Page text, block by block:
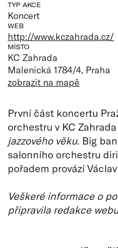
TYP AKCE
Koncert
WEB
http://www.kczahrada.cz/
MÍSTO
KC Zahrada
Malenická 1784/4, Praha
zobrazit na mapě
První část koncertu
orchestru v KC
jazzového věku. Big
salonního orchestru
pořadem provází
Veškeré informace o
připravila redakce